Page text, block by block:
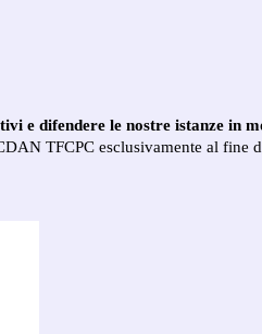
e difendere le nostre istanze in
TFCPC esclusivamente al fine